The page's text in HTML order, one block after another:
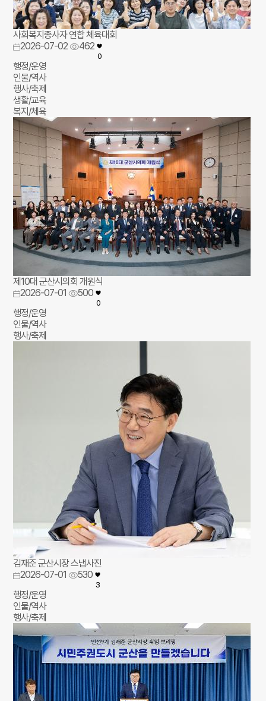
사회복지종사자 연합 체육대회
2026-07-02
462
0
행정/운영
인물/역사
행사/축제
생활/교육
복지/체육
제10대 군산시의회 개원식
2026-07-01
500
0
행정/운영
인물/역사
행사/축제
김재준 군산시장 스냅사진
2026-07-01
530
3
행정/운영
인물/역사
행사/축제